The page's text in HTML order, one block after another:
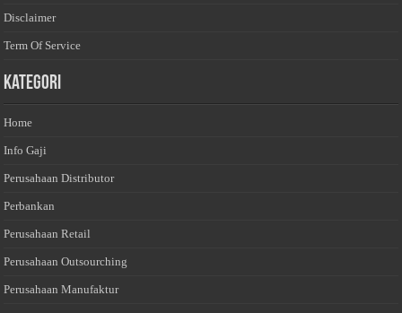
Disclaimer
Term Of Service
Kategori
Home
Info Gaji
Perusahaan Distributor
Perbankan
Perusahaan Retail
Perusahaan Outsourching
Perusahaan Manufaktur